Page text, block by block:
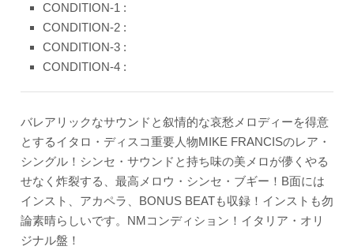
CONDITION-1 :
CONDITION-2 :
CONDITION-3 :
CONDITION-4 :
バレアリックなサウンドと叙情的な哀愁メロディーを得意
とするイタロ・ディスコ重要人物MIKE FRANCISのレア・
シングル！シンセ・サウンドと持ち味の美メロが儚くやる
せなく炸裂する、最高メロウ・シンセ・ブギー！B面には
インスト、アカペラ、BONUS BEATも収録！インストも勿
論素晴らしいです。NMコンディション！イタリア・オリ
ジナル盤！